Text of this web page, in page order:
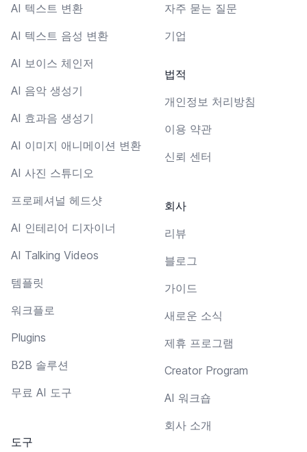
AI 텍스트 변환
AI 텍스트 음성 변환
AI 보이스 체인저
AI 음악 생성기
AI 효과음 생성기
AI 이미지 애니메이션 변환
AI 사진 스튜디오
프로페셔널 헤드샷
AI 인테리어 디자이너
AI Talking Videos
템플릿
워크플로
Plugins
B2B 솔루션
무료 AI 도구
도구
자주 묻는 질문
기업
법적
개인정보 처리방침
이용 약관
신뢰 센터
회사
리뷰
블로그
가이드
새로운 소식
제휴 프로그램
Creator Program
AI 워크숍
회사 소개